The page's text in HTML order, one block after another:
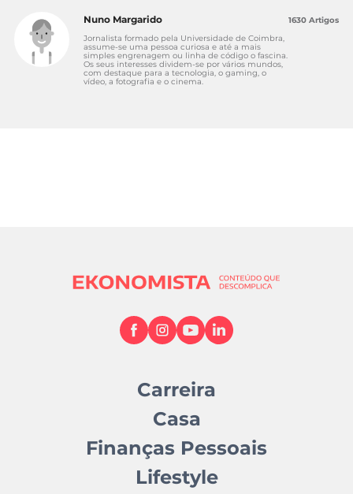
Nuno Margarido
Jornalista formado pela Universidade de Coimbra,
assume-se uma pessoa curiosa e até a mais
simples engrenagem ou linha de código o fascina.
Os seus interesses dividem-se por vários mundos,
com destaque para a tecnologia, o gaming, o
vídeo, a fotografia e o cinema.
1630 Artigos
Carreira
Casa
Finanças Pessoais
Lifestyle